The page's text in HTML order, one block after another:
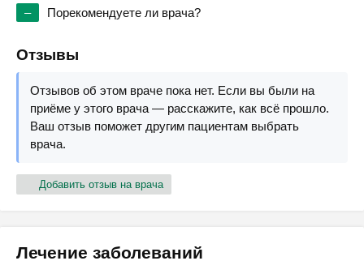
–
Порекомендуете ли врача?
Отзывы
Отзывов об этом враче пока нет. Если вы были на
приёме у этого врача — расскажите, как всё прошло.
Ваш отзыв поможет другим пациентам выбрать
врача.
Добавить отзыв на врача
Лечение заболеваний